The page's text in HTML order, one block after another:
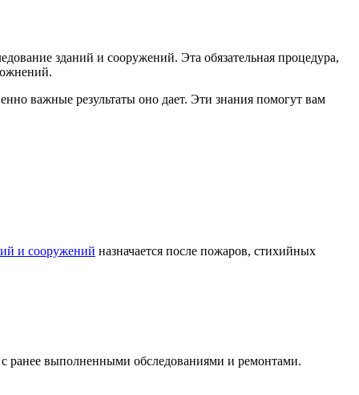
зданий и сооружений. Эта обязательная процедура,
важные результаты оно дает. Эти знания помогут вам
и сооружений назначается после пожаров, стихийных
ранее выполненными обследованиями и ремонтами.